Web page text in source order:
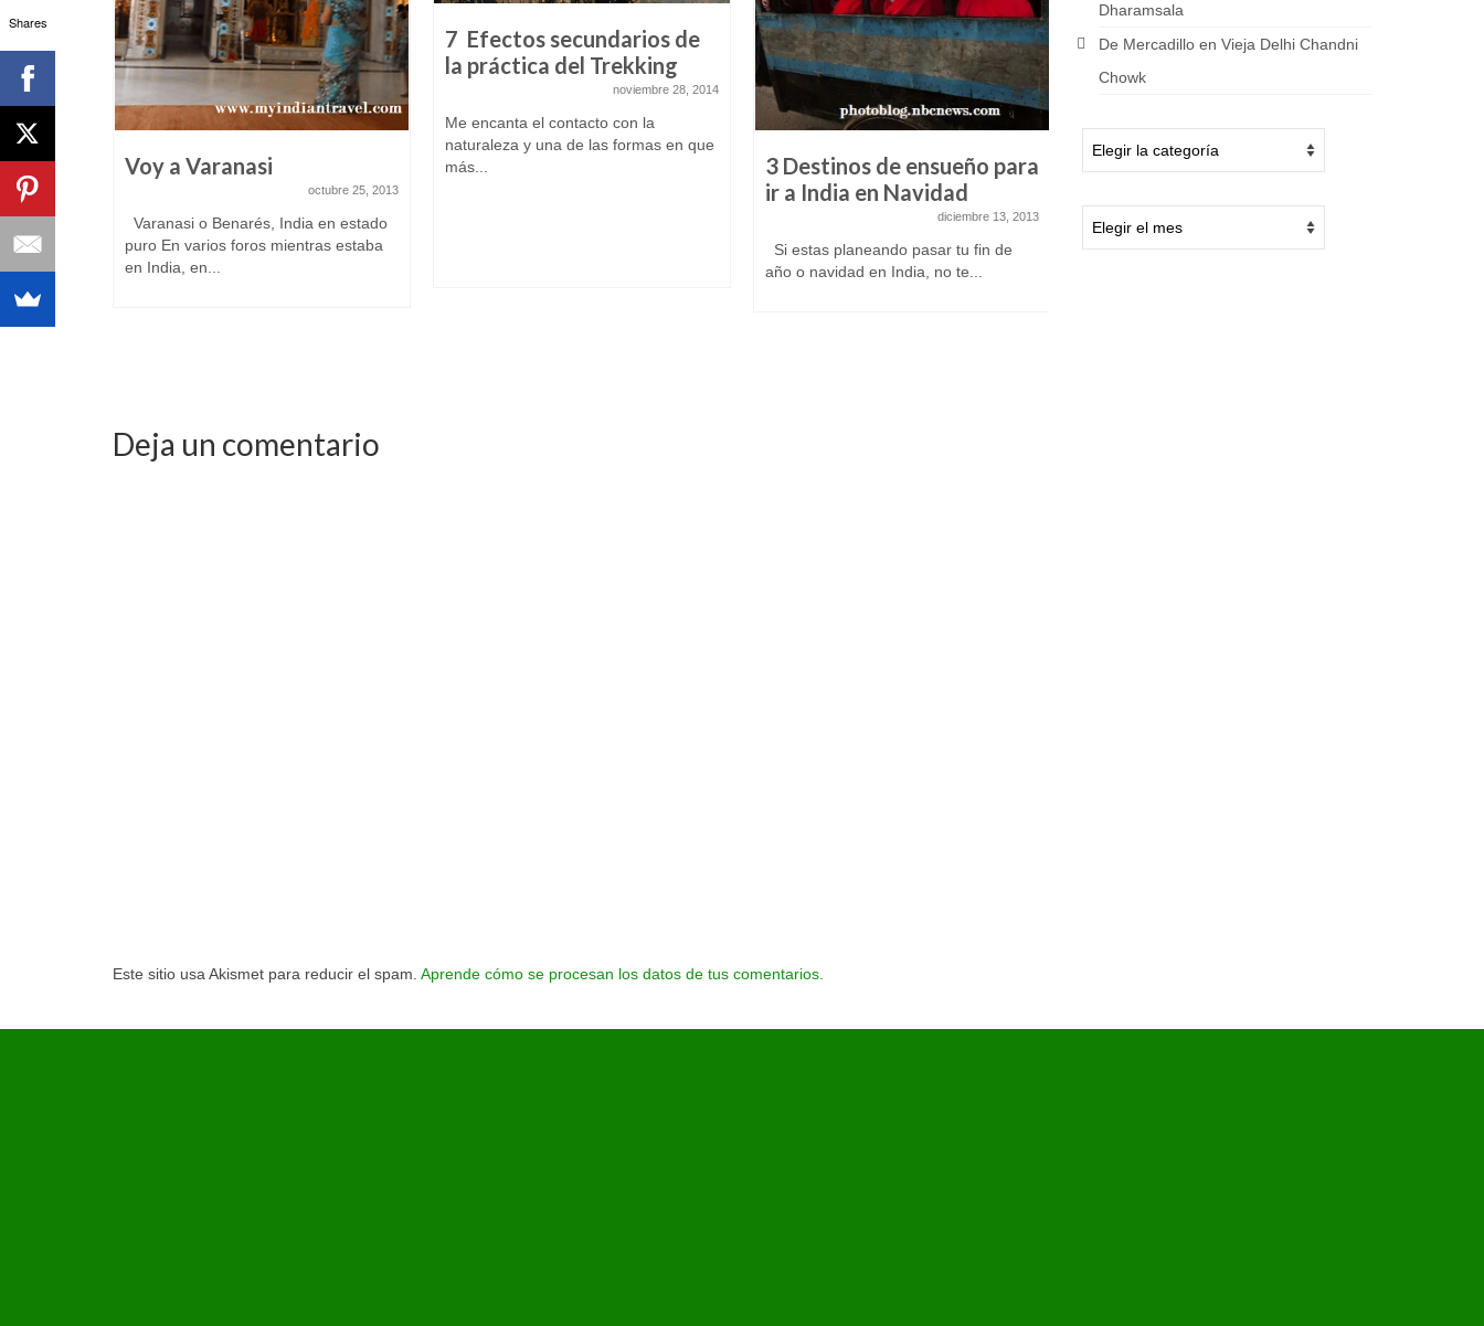
la
9, 2015
Por
cito a...
Voy a Varanasi
octubre 25, 2013
Varanasi o Benarés, India en estado
puro En varios foros mientras estaba
en India, en...
7 Efectos secundarios de
la práctica del Trekking
noviembre 28, 2014
Me encanta el contacto con la
naturaleza y una de las formas en que
más...
3 Destinos de ensueño para
ir a India en Navidad
diciembre 13, 2013
Si estas planeando pasar tu fin de
año o navidad en India, no te...
4 Rutas de Trekking en
Atreves?
Deja un comentario
Este sitio usa Akismet para reducir el spam. Aprende cómo se procesan los datos de tus comentarios.
Dharamsala
De Mercadillo en Vieja Delhi Chandni
Chowk
Shares